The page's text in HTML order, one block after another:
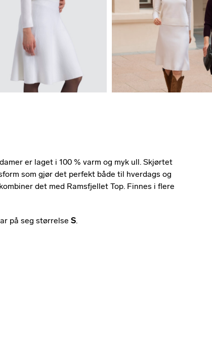
er laget i 100 % varm og myk ull. Skjørtet
som gjør det perfekt både til hverdags og
det med Ramsfjellet Top. Finnes i flere
på seg størrelse S.